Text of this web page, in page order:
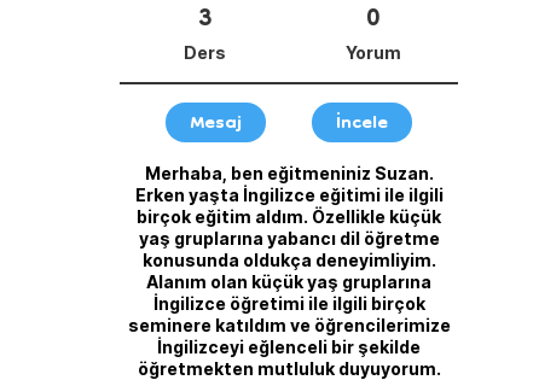
3
Ders
0
Yorum
Mesaj İncele
Merhaba, ben eğitmeniniz Suzan.
Erken yaşta İngilizce eğitimi ile ilgili
birçok eğitim aldım. Özellikle küçük
yaş gruplarına yabancı dil öğretme
konusunda oldukça deneyimliyim.
Alanım olan küçük yaş gruplarına
İngilizce öğretimi ile ilgili birçok
seminere katıldım ve öğrencilerimize
İngilizceyi eğlenceli bir şekilde
öğretmekten mutluluk duyuyorum.